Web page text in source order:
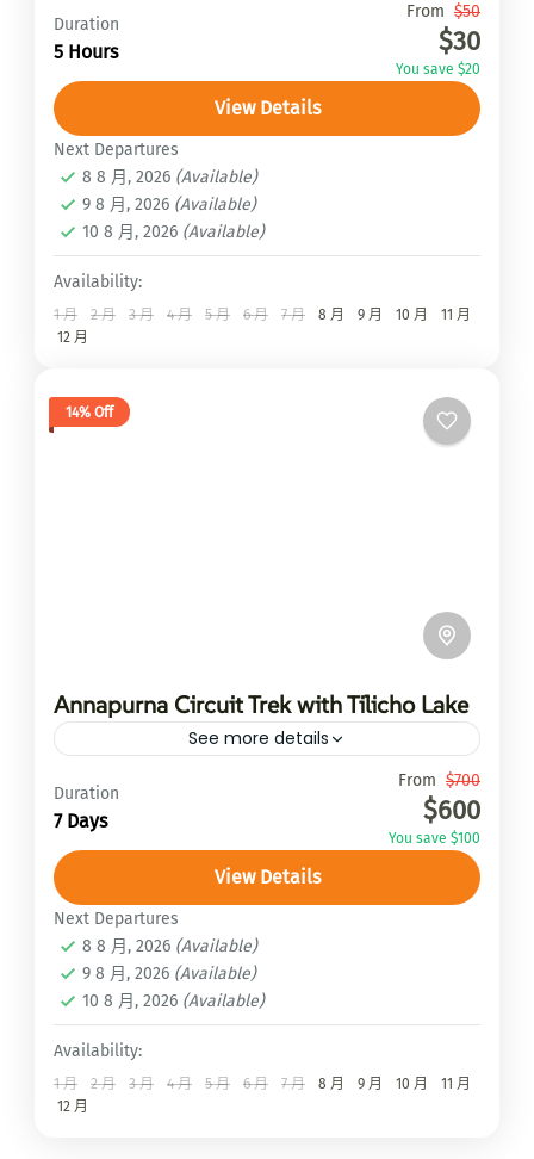
Travel is the movement of...
安納普娜大環線ACT 安納普娜路線ABC,馬納斯
1 Person
Duration
5 Hours
From $50
$30
You save $20
View Details
Next Departures
8 8 月, 2026 (Available)
9 8 月, 2026 (Available)
10 8 月, 2026 (Available)
Availability:
1 月 2 月 3 月 4 月 5 月 6 月 7 月 8 月 9 月 10 月
11 月
12 月
14% Off
Annapurna Circuit Trek with Tilicho Lake
See more details
Travel is the movement of...
安納普娜路線ABC
馬納斯魯大環線Manaslu
Duration
7 Days
From $700
$600
You save $100
View Details
Next Departures
8 8 月, 2026 (Available)
9 8 月, 2026 (Available)
10 8 月, 2026 (Available)
Availability:
1 月 2 月 3 月 4 月 5 月 6 月 7 月 8 月 9 月 10 月
11 月
12 月